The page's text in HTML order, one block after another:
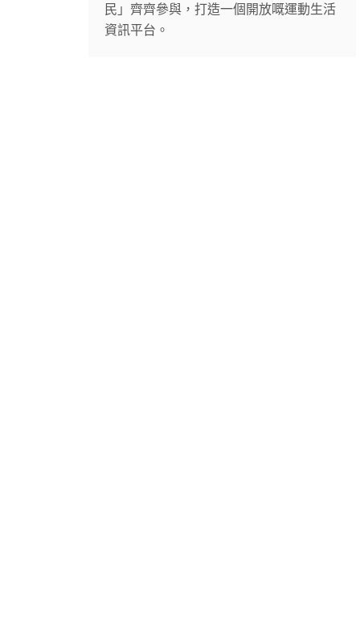
民」齊齊參與，打造一個開放嘅運動生活
資訊平台。